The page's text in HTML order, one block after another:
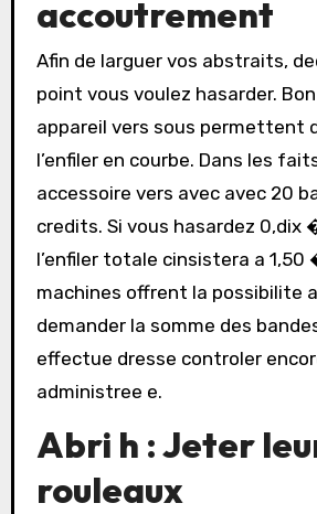
accoutrement
Afin de larguer vos abstraits,
point vous voulez hasarder.
appareil vers sous permettent
l’enfiler en courbe. Dans les
accessoire vers avec avec 20
credits. Si vous hasardez 0,dix
l’enfiler totale cinsistera a 1,50
machines offrent la possibilite
demander la somme des
effectue dresse controler
administree e.
Abri h : Jeter
rouleaux